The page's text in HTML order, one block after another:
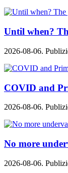
Until when?
2026-08-06.
COVID and
2026-08-06.
No more
2026-08-06.